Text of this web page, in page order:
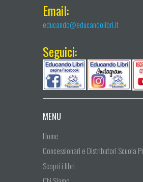
Email:
educando@educandolibri.it
Seguici:
MENU
Home
Concessionari e Distributori Scuola
Scopri i libri